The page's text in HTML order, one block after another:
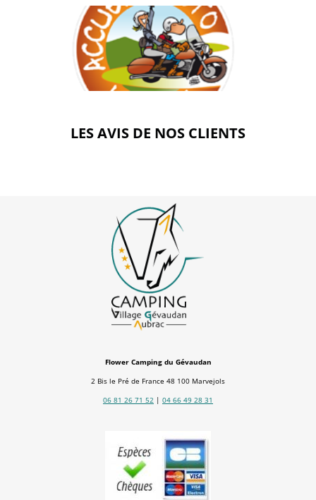
LES AVIS DE NOS CLIENTS
Flower Camping du Gévaudan
2 Bis le Pré de France 48 100 Marvejols
06 81 26 71 52 | 04 66 49 28 31